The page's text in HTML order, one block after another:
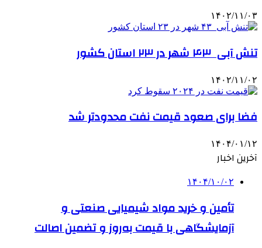
۱۴۰۲/۱۱/۰۳
تنش آبی ۴۳ شهر در ۲۳ استان کشور
۱۴۰۲/۱۱/۰۲
فضا برای صعود قیمت نفت محدودتر شد
۱۴۰۴/۰۱/۱۲
آخرین اخبار
۱۴۰۴/۱۰/۰۲
تأمین و خرید مواد شیمیایی صنعتی و
آزمایشگاهی با قیمت به‌روز و تضمین اصالت